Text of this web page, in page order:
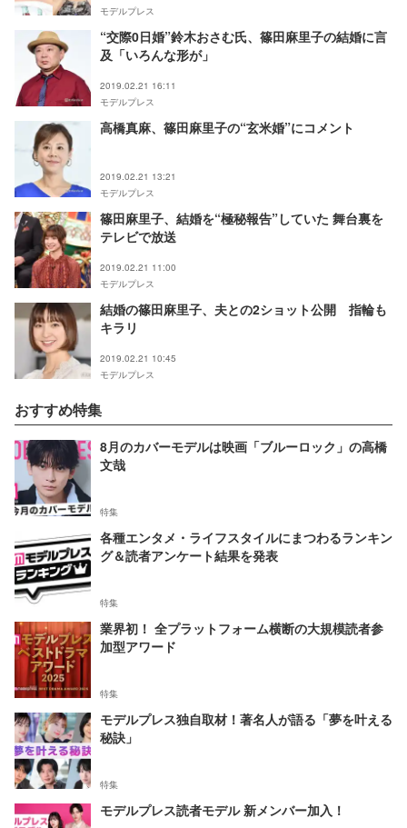
モデルプレス
“交際0日婚”鈴木おさむ氏、篠田麻里子の結婚に言
及「いろんな形が」
2019.02.21 16:11
モデルプレス
高橋真麻、篠田麻里子の“玄米婚”にコメント
2019.02.21 13:21
モデルプレス
篠田麻里子、結婚を“極秘報告”していた 舞台裏を
テレビで放送
2019.02.21 11:00
モデルプレス
結婚の篠田麻里子、夫との2ショット公開 指輪も
キラリ
2019.02.21 10:45
モデルプレス
おすすめ特集
8月のカバーモデルは映画「ブルーロック」の高橋
文哉
特集
各種エンタメ・ライフスタイルにまつわるランキン
グ＆読者アンケート結果を発表
特集
業界初！ 全プラットフォーム横断の大規模読者参
加型アワード
特集
モデルプレス独自取材！著名人が語る「夢を叶える
秘訣」
特集
モデルプレス読者モデル 新メンバー加入！